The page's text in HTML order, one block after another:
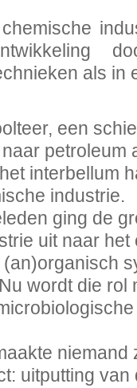
als in
een
petroleum
interbellum
industrie.
ging de
uit naar
wordt die rol
uitputting